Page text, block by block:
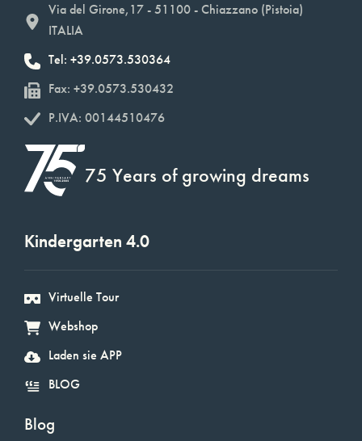
Via del Girone,17 - 51100 - Chiazzano (Pistoia)
ITALIA
Tel: +39.0573.530364
Fax: +39.0573.530432
P.IVA: 00144510476
75 Years of growing dreams
Kindergarten 4.0
Virtuelle Tour
Webshop
Laden sie APP
BLOG
Blog